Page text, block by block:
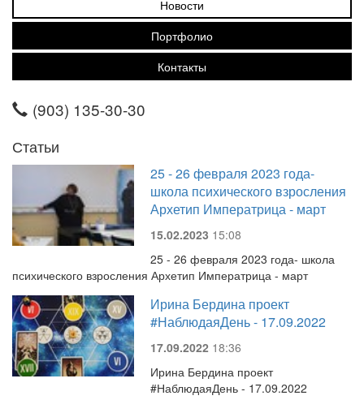
Новости
Портфолио
Контакты
(903) 135-30-30
Статьи
25 - 26 февраля 2023 года-
школа психического взросления
Архетип Императрица - март
15.02.2023 15:08
25 - 26 февраля 2023 года- школа
психического взросления Архетип Императрица - март
Ирина Бердина проект
#НаблюдаяДень - 17.09.2022
17.09.2022 18:36
Ирина Бердина проект
#НаблюдаяДень - 17.09.2022